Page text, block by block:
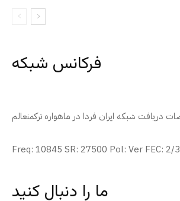
فرکانس شبکه
Freq: 10845 SR: 27500 Pol: Ver FEC: 2/3
ما را دنبال کنید